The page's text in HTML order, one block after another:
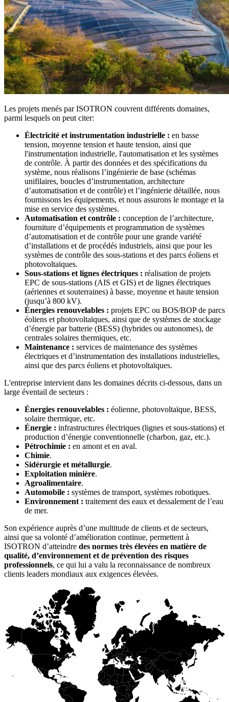
Les projets menés par ISOTRON couvrent différents domaines,
parmi lesquels on peut citer:
Électricité et instrumentation industrielle : en basse
tension, moyenne tension et haute tension, ainsi que
l'instrumentation industrielle, l'automatisation et les systèmes
de contrôle. À partir des données et des spécifications du
système, nous réalisons l’ingénierie de base (schémas
unifilaires, boucles d’instrumentation, architecture
d’automatisation et de contrôle) et l’ingénierie détaillée, nous
fournissons les équipements, et nous assurons le montage et la
mise en service des systèmes.
Automatisation et contrôle : conception de l’architecture,
fourniture d’équipements et programmation de systèmes
d’automatisation et de contrôle pour une grande variété
d’installations et de procédés industriels, ainsi que pour les
systèmes de contrôle des sous-stations et des parcs éoliens et
photovoltaïques.
Sous-stations et lignes électriques : réalisation de projets
EPC de sous-stations (AIS et GIS) et de lignes électriques
(aériennes et souterraines) à basse, moyenne et haute tension
(jusqu’à 800 kV).
Énergies renouvelables : projets EPC ou BOS/BOP de parcs
éoliens et photovoltaïques, ainsi que de systèmes de stockage
d’énergie par batterie (BESS) (hybrides ou autonomes), de
centrales solaires thermiques, etc.
Maintenance : services de maintenance des systèmes
électriques et d’instrumentation des installations industrielles,
ainsi que des parcs éoliens et photovoltaïques.
L'entreprise intervient dans les domaines décrits ci-dessous, dans un
large éventail de secteurs :
Énergies renouvelables : éolienne, photovoltaïque, BESS,
solaire thermique, etc.
Énergie : infrastructures électriques (lignes et sous-stations) et
production d’énergie conventionnelle (charbon, gaz, etc.).
Pétrochimie : en amont et en aval.
Chimie.
Sidérurgie et métallurgie.
Exploitation minière.
Agroalimentaire.
Automobile : systèmes de transport, systèmes robotiques.
Environnement : traitement des eaux et dessalement de l’eau
de mer.
Son expérience auprès d’une multitude de clients et de secteurs,
ainsi que sa volonté d’amélioration continue, permettent à
ISOTRON d’atteindre des normes très élevées en matière de
qualité, d’environnement et de prévention des risques
professionnels, ce qui lui a valu la reconnaissance de nombreux
clients leaders mondiaux aux exigences élevées.